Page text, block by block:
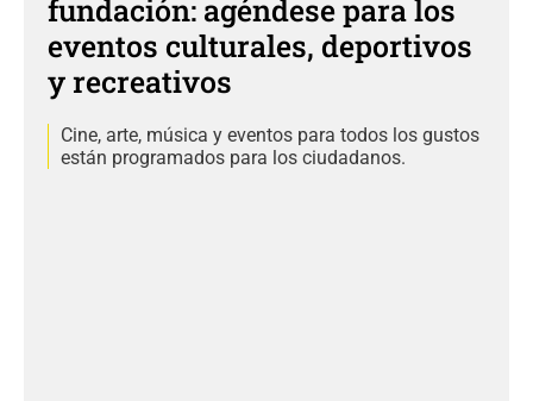
fundación: agéndese para los
eventos culturales, deportivos
y recreativos
Cine, arte, música y eventos para todos los gustos
están programados para los ciudadanos.